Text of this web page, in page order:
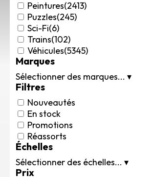
Rechercher des produits...
Mon panier 0
0,00€
Connexion / Inscription
Véhicules
Avions
Bateaux
Trains
Figurines
Peintures
Accessoires
Puzzles
Carte cadeau
Peintures(2413)
Puzzles(245)
Sci-Fi(6)
Trains(102)
Véhicules(5345)
Marques
Sélectionner des marques... ▾
Filtres
Nouveautés
En stock
Promotions
Réassorts
Échelles
Sélectionner des échelles... ▾
Prix